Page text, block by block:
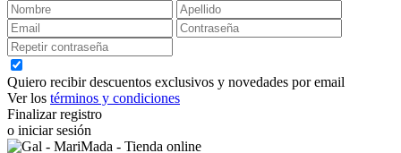
Quiero recibir descuentos exclusivos y novedades por email
Ver los términos y condiciones
Finalizar registro
o iniciar sesión